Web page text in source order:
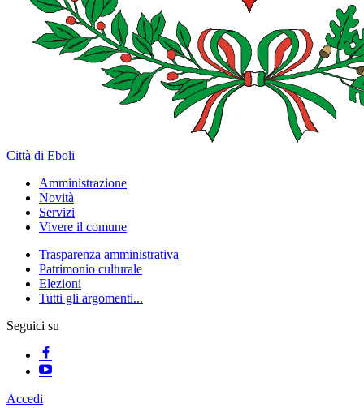
Città di Eboli
Amministrazione
Novità
Servizi
Vivere il comune
Trasparenza amministrativa
Patrimonio culturale
Elezioni
Tutti gli argomenti...
Seguici su
Accedi